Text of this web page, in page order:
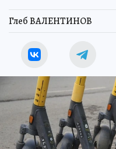
Глеб ВАЛЕНТИНОВ